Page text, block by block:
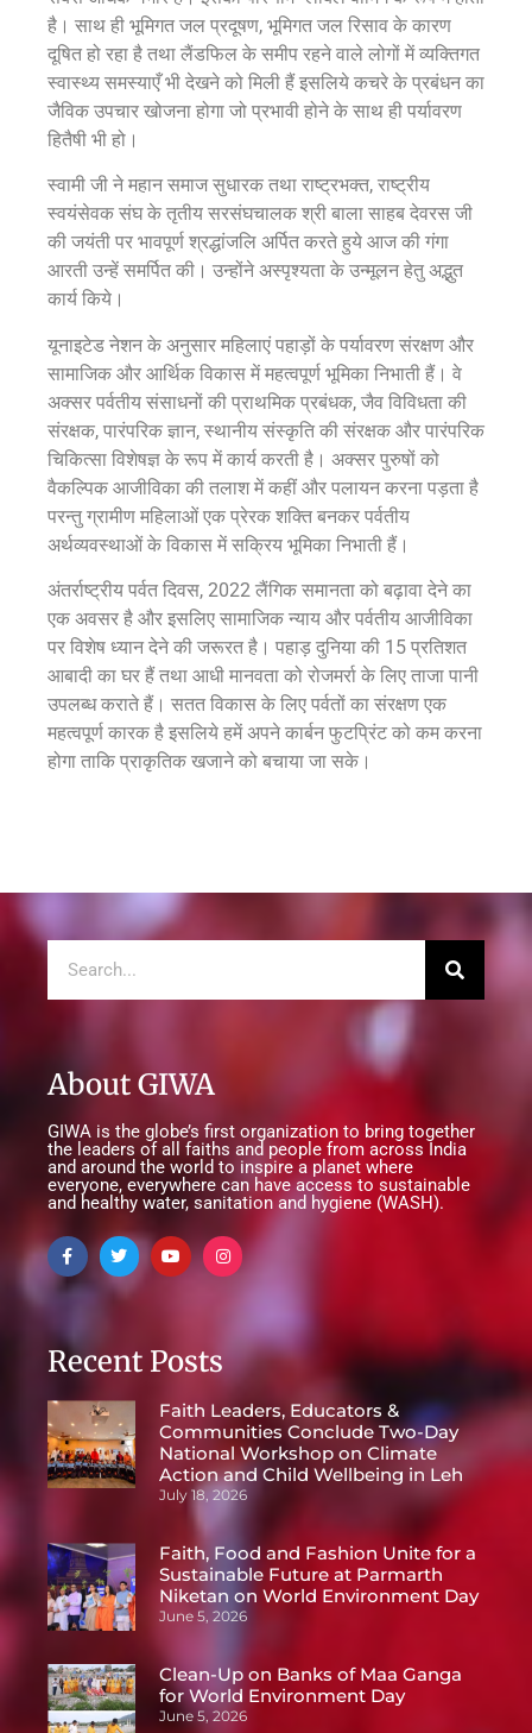
है। साथ ही भूमिगत जल प्रदूषण, भूमिगत जल रिसाव के कारण
दूषित हो रहा है तथा लैंडफिल के समीप रहने वाले लोगों में व्यक्तिगत
स्वास्थ्य समस्याएँ भी देखने को मिली हैं इसलिये कचरे के प्रबंधन का
जैविक उपचार खोजना होगा जो प्रभावी होने के साथ ही पर्यावरण
हितैषी भी हो।
स्वामी जी ने महान समाज सुधारक तथा राष्ट्रभक्त, राष्ट्रीय
स्वयंसेवक संघ के तृतीय सरसंघचालक श्री बाला साहब देवरस जी
की जयंती पर भावपूर्ण श्रद्धांजलि अर्पित करते हुये आज की गंगा
आरती उन्हें समर्पित की। उन्होंने अस्पृश्यता के उन्मूलन हेतु अद्भुत
कार्य किये।
यूनाइटेड नेशन के अनुसार महिलाएं पहाड़ों के पर्यावरण संरक्षण और
सामाजिक और आर्थिक विकास में महत्वपूर्ण भूमिका निभाती हैं। वे
अक्सर पर्वतीय संसाधनों की प्राथमिक प्रबंधक, जैव विविधता की
संरक्षक, पारंपरिक ज्ञान, स्थानीय संस्कृति की संरक्षक और पारंपरिक
चिकित्सा विशेषज्ञ के रूप में कार्य करती है। अक्सर पुरुषों को
वैकल्पिक आजीविका की तलाश में कहीं और पलायन करना पड़ता है
परन्तु ग्रामीण महिलाओं एक प्रेरक शक्ति बनकर पर्वतीय
अर्थव्यवस्थाओं के विकास में सक्रिय भूमिका निभाती हैं।
अंतर्राष्ट्रीय पर्वत दिवस, 2022 लैंगिक समानता को बढ़ावा देने का
एक अवसर है और इसलिए सामाजिक न्याय और पर्वतीय आजीविका
पर विशेष ध्यान देने की जरूरत है। पहाड़ दुनिया की 15 प्रतिशत
आबादी का घर हैं तथा आधी मानवता को रोजमर्रा के लिए ताजा पानी
उपलब्ध कराते हैं। सतत विकास के लिए पर्वतों का संरक्षण एक
महत्वपूर्ण कारक है इसलिये हमें अपने कार्बन फुटप्रिंट को कम करना
होगा ताकि प्राकृतिक खजाने को बचाया जा सके।
About GIWA
GIWA is the globe’s first organization to bring together
the leaders of all faiths and people from across India
and around the world to inspire a planet where
everyone, everywhere can have access to sustainable
and healthy water, sanitation and hygiene (WASH).
Recent Posts
Faith Leaders, Educators &
Communities Conclude Two-Day
National Workshop on Climate
Action and Child Wellbeing in Leh
July 18, 2026
Faith, Food and Fashion Unite for a
Sustainable Future at Parmarth
Niketan on World Environment Day
June 5, 2026
Clean-Up on Banks of Maa Ganga
for World Environment Day
June 5, 2026